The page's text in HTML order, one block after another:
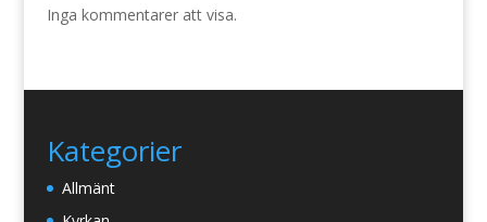
Inga kommentarer att visa.
Kategorier
Allmänt